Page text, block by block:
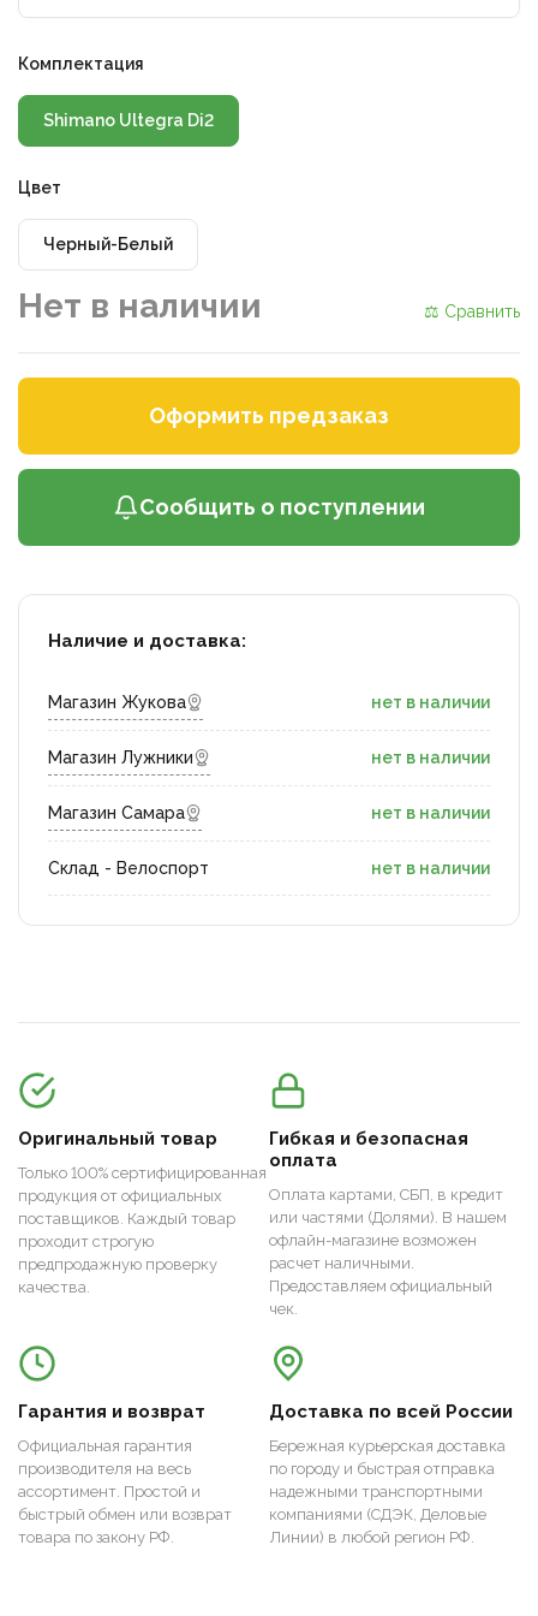
Комплектация
Shimano Ultegra Di2
Цвет
Черный-Белый
Нет в наличии ⚖ Сравнить
Оформить предзаказ
Сообщить о поступлении
Наличие и доставка:
Магазин Жукова нет в наличии
Магазин Лужники нет в наличии
Магазин Самара нет в наличии
Склад - Велоспорт нет в наличии
Оригинальный товар
Только 100% сертифицированная
продукция от официальных
поставщиков. Каждый товар
проходит строгую
предпродажную проверку
качества.
Гибкая и безопасная
оплата
Оплата картами, СБП, в кредит
или частями (Долями). В нашем
офлайн-магазине возможен
расчет наличными.
Предоставляем официальный
чек.
Гарантия и возврат
Официальная гарантия
производителя на весь
ассортимент. Простой и
быстрый обмен или возврат
товара по закону РФ.
Доставка по всей России
Бережная курьерская доставка
по городу и быстрая отправка
надежными транспортными
компаниями (СДЭК, Деловые
Линии) в любой регион РФ.